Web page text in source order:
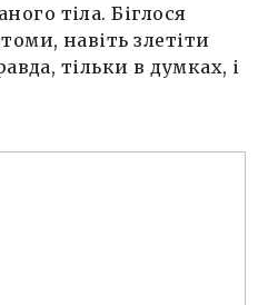
тіла. Біглося
навіть злетіти
тільки в думках, і